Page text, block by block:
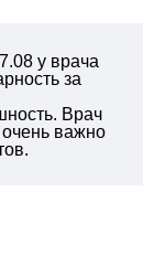
у врача
за
Врач
очень важно